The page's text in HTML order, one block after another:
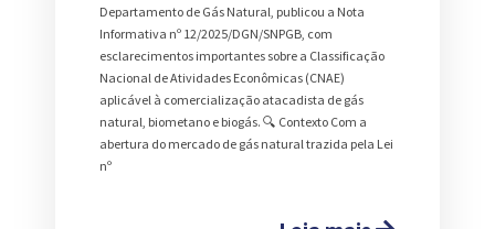
Departamento de Gás Natural, publicou a Nota
Informativa nº 12/2025/DGN/SNPGB, com
esclarecimentos importantes sobre a Classificação
Nacional de Atividades Econômicas (CNAE)
aplicável à comercialização atacadista de gás
natural, biometano e biogás. 🔍 Contexto Com a
abertura do mercado de gás natural trazida pela Lei
nº